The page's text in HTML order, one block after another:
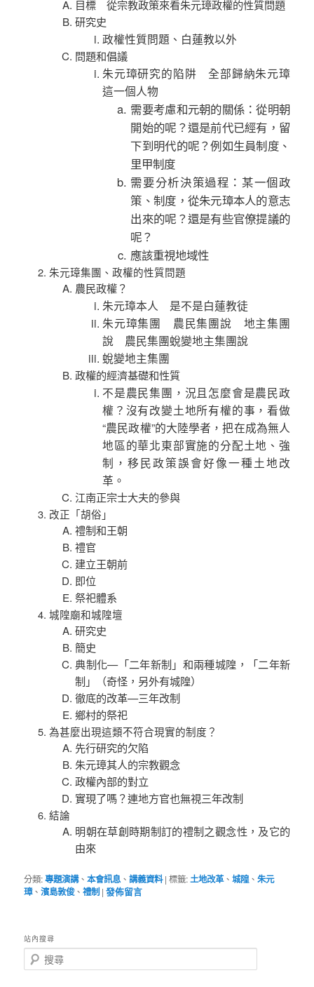
目標 從宗教政策來看朱元璋政權的性質問題
研究史
政權性質問題、白蓮教以外
問題和倡議
朱元璋研究的陷阱 全部歸納朱元璋
這一個人物
需要考慮和元朝的關係：從明朝
開始的呢？還是前代已經有，留
下到明代的呢？例如生員制度、
里甲制度
需要分析決策過程：某一個政
策、制度，從朱元璋本人的意志
出來的呢？還是有些官僚提議的
呢？
應該重視地域性
朱元璋集團、政權的性質問題
農民政權？
朱元璋本人 是不是白蓮教徒
朱元璋集團 農民集團說 地主集團
說 農民集團蛻變地主集團說
蛻變地主集團
政權的經濟基礎和性質
不是農民集團，況且怎麼會是農民政
權？沒有改變土地所有權的事，看做
“農民政權”的大陸學者，把在成為無人
地區的華北東部實施的分配土地、強
制，移民政策誤會好像一種土地改
革。
江南正宗士大夫的參與
改正「胡俗」
禮制和王朝
禮官
建立王朝前
即位
祭祀體系
城隍廟和城隍壇
研究史
簡史
典制化—「二年新制」和兩種城隍，「二年新
制」（奇怪，另外有城隍）
徹底的改革—三年改制
鄉村的祭祀
為甚麼出現這類不符合現實的制度？
先行研究的欠陷
朱元璋其人的宗教觀念
政權內部的對立
實現了嗎？連地方官也無視三年改制
結論
明朝在草創時期制訂的禮制之觀念性，及它的
由來
分類:專題演講、本會訊息、講義資料 |標籤:土地改革、城隍、朱元
璋、濱島敦俊、禮制 |發佈留言
站內搜尋
搜
尋